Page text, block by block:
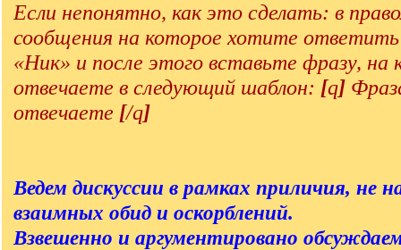
Если непонятно, как это сделать: в
сообщения на которое хотите
«Ник» и после этого вставьте фразу, на
отвечаете в следующий шаблон: [q]
отвечаете [/q]
Ведем дискуссии в рамках приличия, не
взаимных обид и оскорблений.
Взвешенно и аргументировано